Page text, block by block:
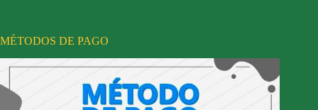
MÉTODOS DE PAGO